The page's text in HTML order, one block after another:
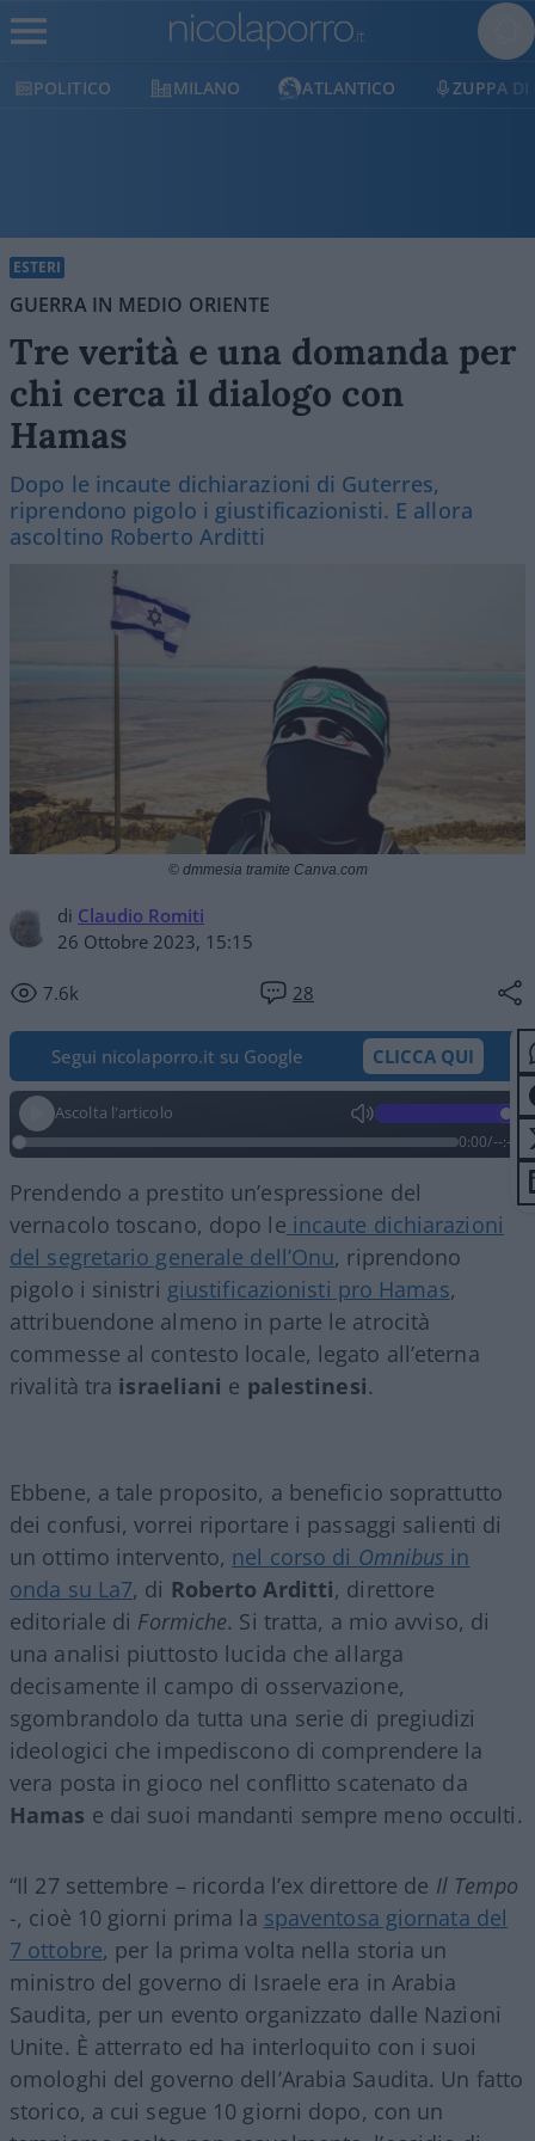
MILANO ATLANTICO ZUPPA DI PORRO
ESTERI
GUERRA IN MEDIO ORIENTE
Tre verità e una domanda per
chi cerca il dialogo con
Hamas
Dopo le incaute dichiarazioni di Guterres,
riprendono pigolo i giustificazionisti. E allora
ascoltino Roberto Arditti
di Claudio Romiti
26 Ottobre 2023, 15:15
7.6k 28
© dmmesia tramite Canva.com
Segui nicolaporro.it su Google CLICCA QUI
Ascolta l'articolo
0:00/--:--
Prendendo a prestito un’espressione del
vernacolo toscano, dopo le incaute dichiarazioni
del segretario generale dell’Onu, riprendono
pigolo i sinistri giustificazionisti pro Hamas,
attribuendone almeno in parte le atrocità
commesse al contesto locale, legato all’eterna
rivalità tra israeliani e palestinesi.
Ebbene, a tale proposito, a beneficio soprattutto
dei confusi, vorrei riportare i passaggi salienti di
un ottimo intervento, nel corso di Omnibus in
onda su La7, di Roberto Arditti, direttore
editoriale di Formiche. Si tratta, a mio avviso, di
una analisi piuttosto lucida che allarga
decisamente il campo di osservazione,
sgombrandolo da tutta una serie di pregiudizi
ideologici che impediscono di comprendere la
vera posta in gioco nel conflitto scatenato da
Hamas e dai suoi mandanti sempre meno occulti.
“Il 27 settembre – ricorda l’ex direttore de Il Tempo
-, cioè 10 giorni prima la spaventosa giornata del
7 ottobre, per la prima volta nella storia un
ministro del governo di Israele era in Arabia
Saudita, per un evento organizzato dalle Nazioni
Unite. È atterrato ed ha interloquito con i suoi
omologhi del governo dell’Arabia Saudita. Un fatto
storico, a cui segue 10 giorni dopo, con un